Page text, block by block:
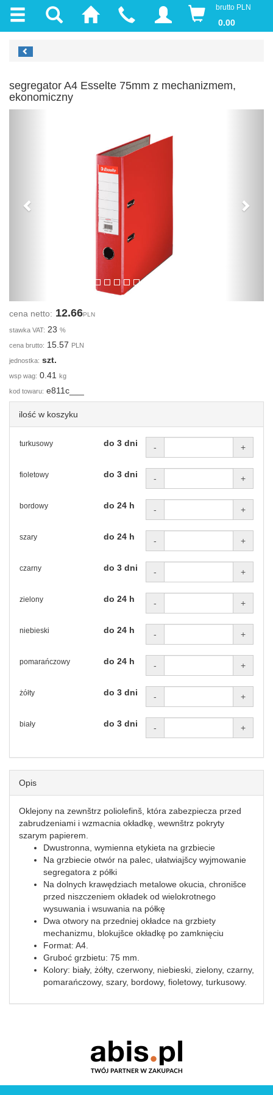
brutto PLN
0.00
segregator A4 Esselte 75mm z mechanizmem,
ekonomiczny
cena netto: 12.66PLN
stawka VAT: 23 %
cena brutto: 15.57 PLN
jednostka: szt.
wsp wag: 0.41 kg
kod towaru: e811c___
ilość w koszyku
turkusowy do 3 dni - +
fioletowy do 3 dni - +
bordowy do 24 h - +
szary do 24 h - +
czarny do 3 dni - +
zielony do 24 h - +
niebieski do 24 h - +
pomarańczowy do 24 h - +
żółty do 3 dni - +
biały do 3 dni - +
Opis
Oklejony na zewnštrz poliolefinš, która zabezpiecza przed
zabrudzeniami i wzmacnia okładkę, wewnštrz pokryty
szarym papierem.
Dwustronna, wymienna etykieta na grzbiecie
Na grzbiecie otwór na palec, ułatwiajšcy wyjmowanie
segregatora z półki
Na dolnych krawędziach metalowe okucia, chronišce
przed niszczeniem okładek od wielokrotnego
wysuwania i wsuwania na półkę
Dwa otwory na przedniej okładce na grzbiety
mechanizmu, blokujšce okładkę po zamknięciu
Format: A4.
Gruboć grzbietu: 75 mm.
Kolory: biały, żółty, czerwony, niebieski, zielony, czarny,
pomarańczowy, szary, bordowy, fioletowy, turkusowy.